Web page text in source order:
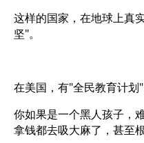
这样的国家，在地球上真
坚"。
在美国，有"全民教育计划
你如果是一个黑人孩子，
拿钱都去吸大麻了，甚至